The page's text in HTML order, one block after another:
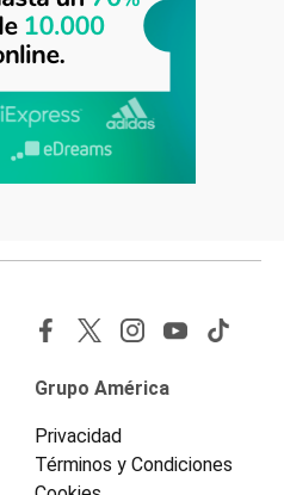
Grupo América
Privacidad
Términos y Condiciones